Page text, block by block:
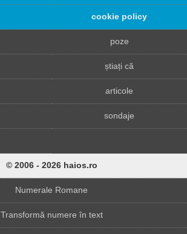
cookie policy
poze
știați că
articole
sondaje
© 2006 - 2026 haios.ro
Numerale Romane
Transformă numere în text